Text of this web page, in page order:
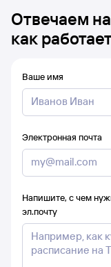
Отвечаем
как
Ваше имя
Электронная почта
Напишите, с чем
эл.почту